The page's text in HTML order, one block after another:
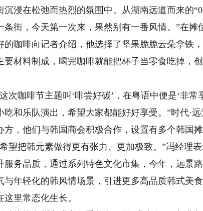
沉浸在松弛而热烈的氛围中。从湖南远道而来的
条街，今天第一次来，果然别有一番风情。”在
的咖啡向记者介绍，他选择了坚果脆脆云朵拿铁
要材料制成，喝完咖啡就能把杯子当零食吃掉，
咖啡节主题叫‘啡尝好碳’，在粤语中便是‘非常
吃和乐队演出，希望大家都能好好享受。”时代·
方，他们与韩国商会积极合作，设置有多个韩国
望把韩元素做得更有张力、更加极致。”冯经理
服务品质，通过系列特色文化市集，今年，远景
与年轻化的韩风情场景，引进更多高品质韩式美
这里常态化生长。